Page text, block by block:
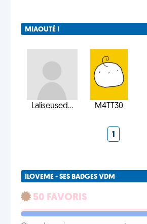
MIAOUTÉ !
Laliseused... M4TT30
1
ILOVEME - SES BADGES VDM
50 FAVORIS